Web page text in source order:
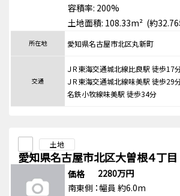
容積率: 200%
土地面積: 108.33m² (約
所在地 愛知県名古屋市北区丸新町
交通
ＪＲ東海交通城北線比良駅 徒歩17
ＪＲ東海交通城北線味美駅 徒歩29
名鉄小牧線味美駅 徒歩34分
土地
愛知県名古屋市北区大曽根４丁
価格
2280万円
南東側 ：幅員 約6.0m